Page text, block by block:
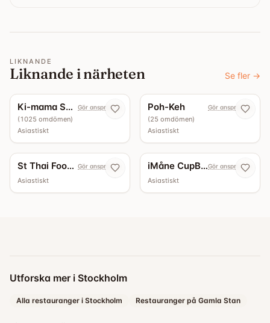
LIKNANDE
Liknande i närheten Se fler →
Ki-mama Sushi Gör anspråk nu
(1025 omdömen)
Asiastiskt
Poh-Keh Gör anspråk nu
(25 omdömen)
Asiastiskt
St Thai Food Restaurant Gör anspråk nu
Asiastiskt
iMåne CupBapGör anspråk nu
Asiastiskt
Utforska mer i Stockholm
Alla restauranger i Stockholm Restauranger på Gamla Stan